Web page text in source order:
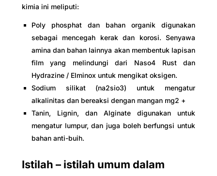
kimia ini meliputi:
Poly phosphat dan bahan organik digunakan
sebagai mencegah kerak dan korosi. Senyawa
amina dan bahan lainnya akan membentuk lapisan
film yang melindungi dari Naso4 Rust dan
Hydrazine / Elminox untuk mengikat oksigen.
Sodium silikat (na2sio3) untuk mengatur
alkalinitas dan bereaksi dengan mangan mg2 +
Tanin, Lignin, dan Alginate digunakan untuk
mengatur lumpur, dan juga boleh berfungsi untuk
bahan anti-buih.
Istilah – istilah umum dalam